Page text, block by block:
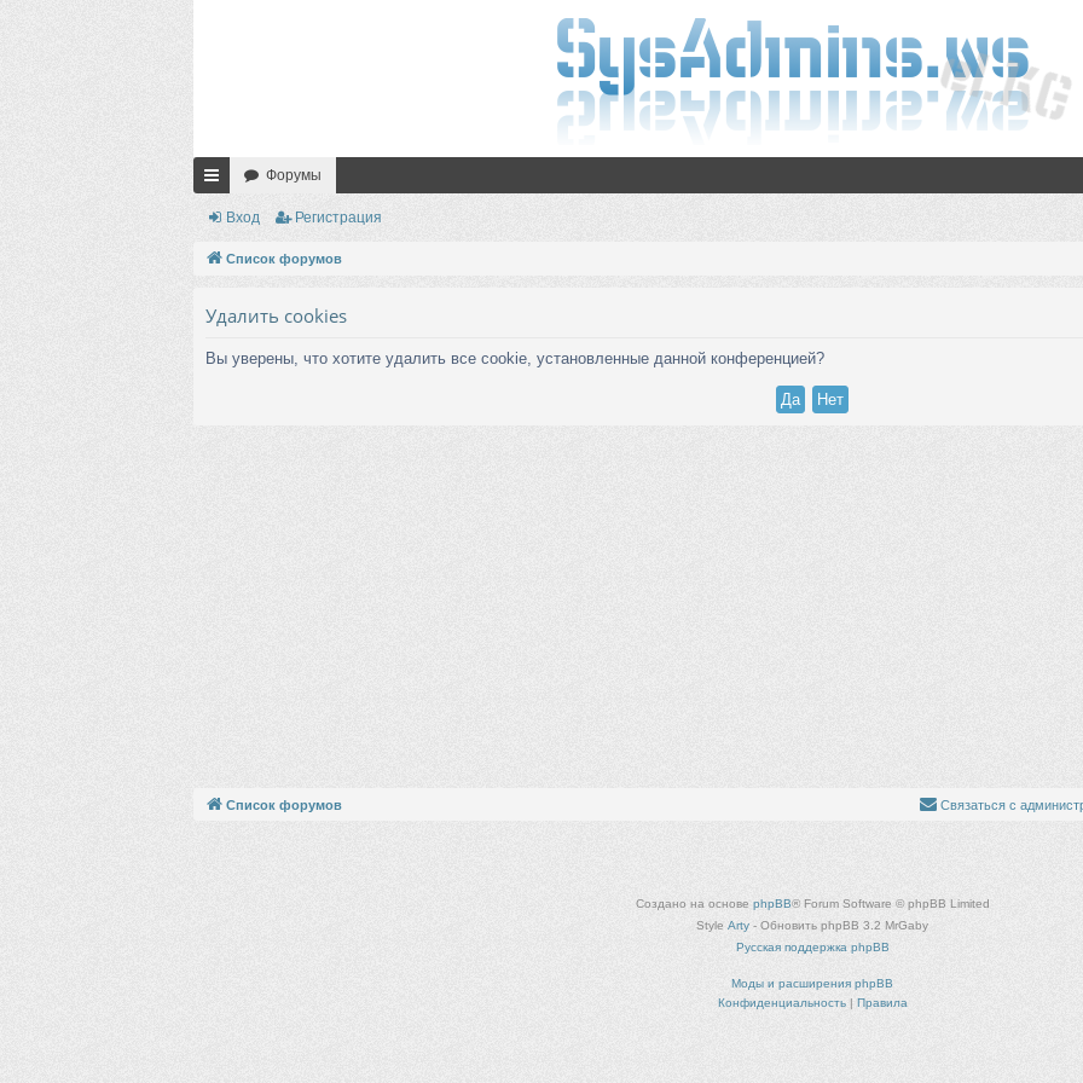
с
ы
и
Форумы
Вход Регистрация
Список форумов
Удалить cookies
Вы уверены, что хотите удалить все cookie, установленные данной конференцией?
Список форумов Связаться с
Создано на основе phpBB® Forum Software © phpBB Limited
Style Arty - Обновить phpBB 3.2 MrGaby
Русская поддержка phpBB
Моды и расширения phpBB
Конфиденциальность| Правила